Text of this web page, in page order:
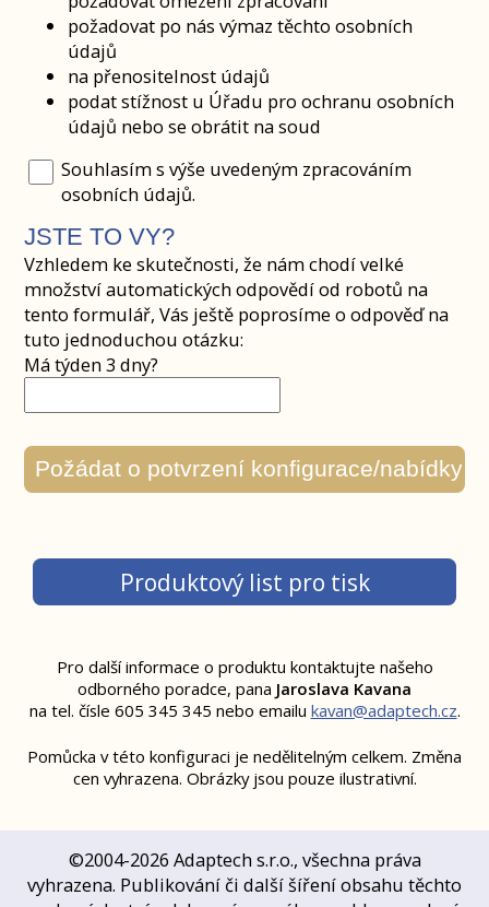
požadovat po nás výmaz těchto osobních
údajů
na přenositelnost údajů
podat stížnost u Úřadu pro ochranu osobních
údajů nebo se obrátit na soud
Souhlasím s výše uvedeným zpracováním
osobních údajů.
JSTE TO VY?
Vzhledem ke skutečnosti, že nám chodí velké
množství automatických odpovědí od robotů na
tento formulář, Vás ještě poprosíme o odpověď na
tuto jednoduchou otázku:
Má týden 3 dny?
Produktový list pro tisk
Pro další informace o produktu kontaktujte našeho
odborného poradce, pana Jaroslava Kavana
na tel. čísle 605 345 345 nebo emailu kavan@adaptech.cz.
Pomůcka v této konfiguraci je nedělitelným celkem. Změna
cen vyhrazena. Obrázky jsou pouze ilustrativní.
©2004-2026 Adaptech s.r.o., všechna práva
vyhrazena. Publikování či další šíření obsahu těchto